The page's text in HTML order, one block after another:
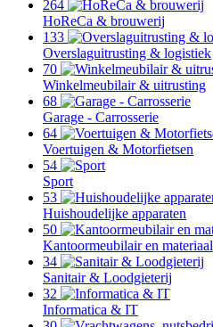
264
HoReCa & brouwerij
133
Overslaguitrusting & logistiek
70
Winkelmeubilair & uitrusting
68
Garage - Carrosserie
64
Voertuigen & Motorfietsen
54
Sport
53
Huishoudelijke apparaten
50
Kantoormeubilair en materiaal
34
Sanitair & Loodgieterij
32
Informatica & IT